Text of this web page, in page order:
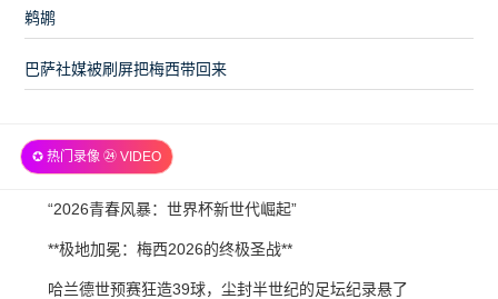
鹈鹕
巴萨社媒被刷屏把梅西带回来
✪ 热门录像 ㉔ VIDEO
2026-
“2026青春风暴：世界杯新世代崛起”
2026-
**极地加冕：梅西2026的终极圣战**
2026-
哈兰德世预赛狂造39球，尘封半世纪的足坛纪录悬了